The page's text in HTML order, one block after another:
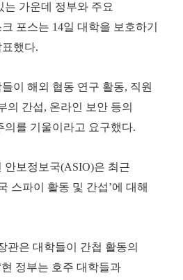
가운데 정부와 주요
포스는 14일 대학을 보호하기
했다.
이 해외 협동 연구 활동, 직원
의 간섭, 온라인 보안 등의
의를 기울이라고 요구했다.
안보정보국(ASIO)은 최근
스파이 활동 및 간섭’에 대해
관은 대학들이 간첩 활동의
현 정부는 호주 대학들과